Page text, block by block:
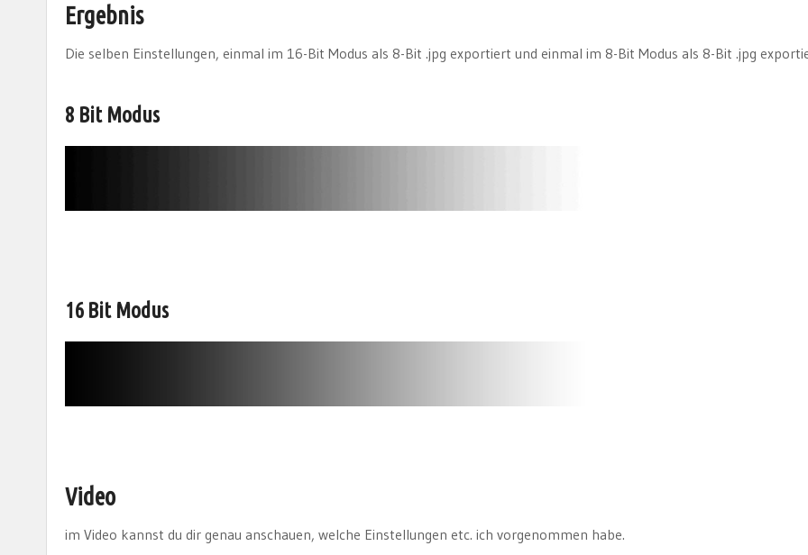
Ergebnis
Die selben Einstellungen, einmal im 16-Bit Modus als 8-Bit .jpg exportiert und einmal im 8-Bit Modus als 8-Bit .jpg
8 Bit Modus
16 Bit Modus
Video
im Video kannst du dir genau anschauen, welche Einstellungen etc. ich vorgenommen habe.